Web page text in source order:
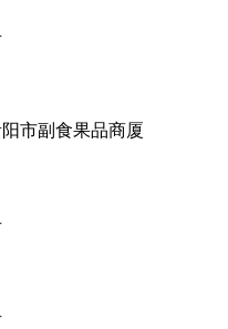
市副食果品商厦